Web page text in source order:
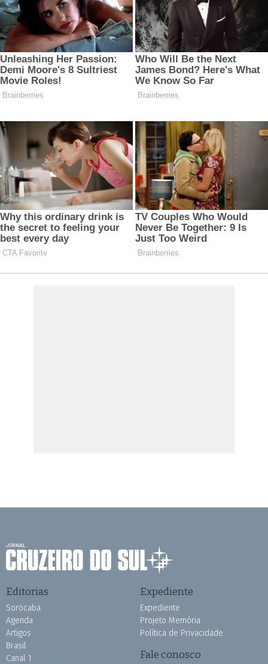
Editorias
Sorocaba
Agenda
Artigos
Brasil
Canal 1
Expediente
Expediente
Projeto Memória
Política de Privacidade
Fale conosco